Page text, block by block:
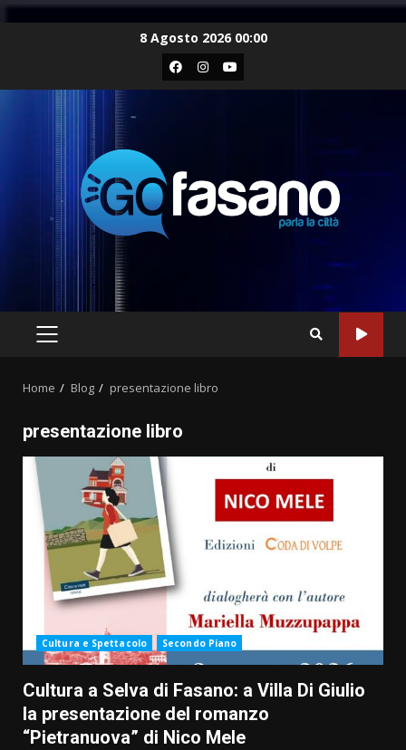
8 Agosto 2026 00:00
Facebook
Instagram
Youtube
PRIMARY
Home Blog presentazione libro
presentazione libro
Cultura e Spettacolo Secondo Piano
Cultura a Selva di Fasano: a Villa Di Giulio
la presentazione del romanzo
“Pietranuova” di Nico Mele